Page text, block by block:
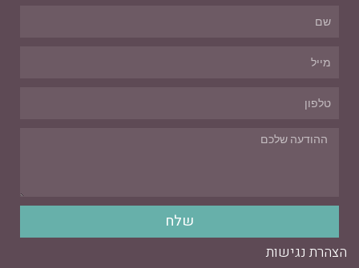
הצהרת נגישות
שלח